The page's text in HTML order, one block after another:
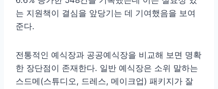
는 지원책이 결심을 앞당기는 데 기여했음을 보여
준다.
전통적인 예식장과 공공예식장을 비교해 보면 명확
한 장단점이 존재한다. 일반 예식장은 소위 말하는
스드메(스튜디오, 드레스, 메이크업) 패키지가 잘